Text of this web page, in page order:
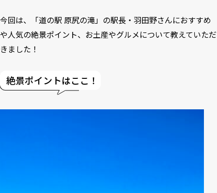
今回は、「道の駅 原尻の滝」の駅長・羽田野さんにおすすめ
や人気の絶景ポイント、お土産やグルメについて教えていただ
きました！
絶景ポイントはここ！